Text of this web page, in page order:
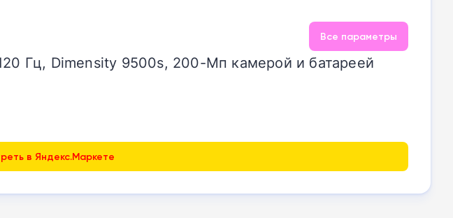
Все параметры
Гц, Dimensity 9500s, 200-Мп камерой и батареей
в Яндекс.Маркете